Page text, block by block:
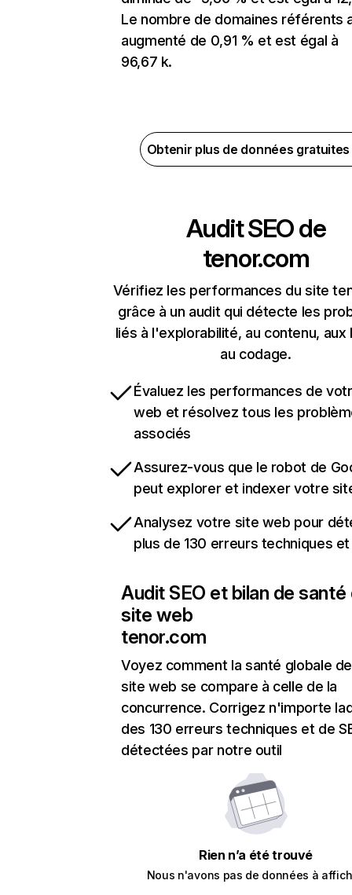
Le nombre de domaines référents
augmenté de 0,91 % et est égal à
96,67 k.
Obtenir plus de données
Audit SEO de
tenor.com
Vérifiez les performances du site
grâce à un audit qui détecte les
liés à l'explorabilité, au contenu, aux
au codage.
Évaluez les performances de
web et résolvez tous les
associés
Assurez-vous que le robot de
peut explorer et indexer votre
Analysez votre site web pour
plus de 130 erreurs techniques et
Audit SEO et bilan de santé
site web
tenor.com
Voyez comment la santé globale
site web se compare à celle de la
concurrence. Corrigez n'importe
des 130 erreurs techniques et de
détectées par notre outil
Rien n’a été trouvé
Nous n'avons pas de données à